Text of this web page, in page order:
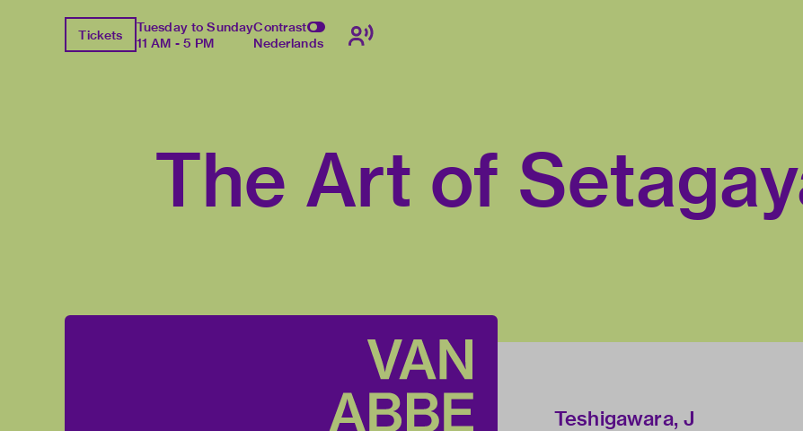
Tickets
Tuesday to Sunday
11 AM - 5 PM
Contrast
Nederlands
The Art of
Teshigawara, J